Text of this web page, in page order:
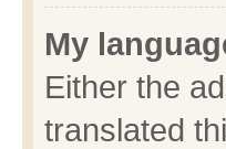
My
Either the
translated